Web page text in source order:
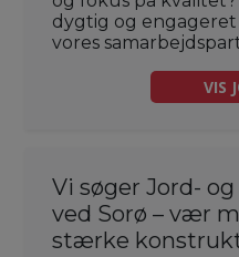
dygtig og
vores
VIS
Vi søger Jord-
ved Sorø – vær
stærke